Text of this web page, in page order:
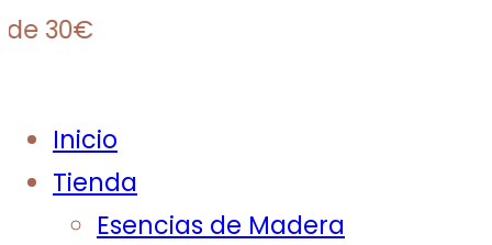
Inicio
Tienda
Esencias de Madera